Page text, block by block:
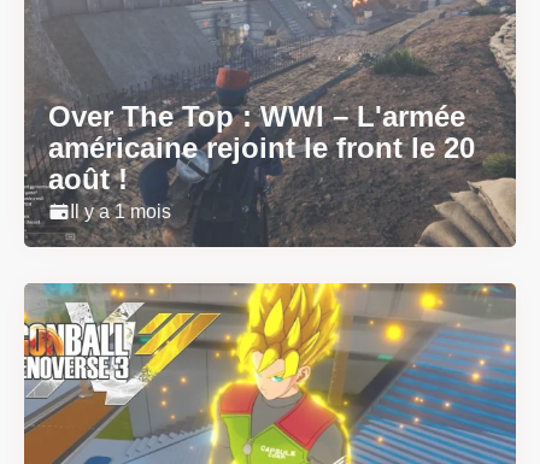
Over The Top : WWI – L'armée
américaine rejoint le front le 20
août !
Il y a 1 mois